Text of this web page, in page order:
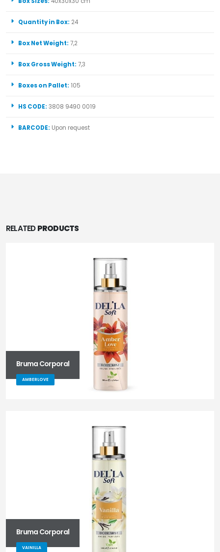
Quantity in Box: 24
Box Net Weight: 7,2
Box Gross Weight: 7,3
Boxes on Pallet: 105
HS CODE: 3808 9490 0019
BARCODE: Upon request
RELATEDPRODUCTS
Bruma Corporal
AMBERLOVE
Bruma Corporal
VAINILLA